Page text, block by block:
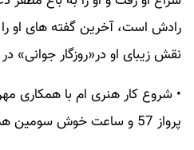
رادش است، آخرین گفته های او را
نقش زیبای او در«روزگار
• شروع کار هنری ام با همکاری
پرواز 57 و ساعت خوش سومین همکاری ام با ایشان است.